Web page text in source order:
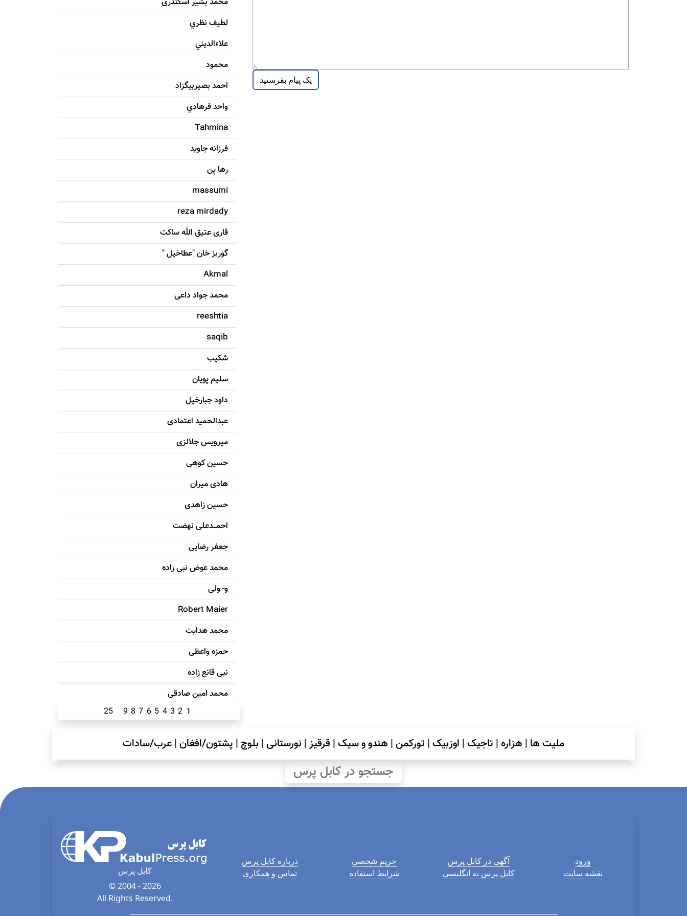
لطيف نظري
علاءالديني
محمود
احمد بصيربيگزاد
واحد فرهادي
Tahmina
فرزانه جاويد
رها پن
massumi
reza mirdady
قاری عتیق الله ساکت
گوربز خان "عطاخیل "
Akmal
محمد جواد داعی
reeshtia
saqib
شکيب
سليم پویان
داود جبارخیل
عبدالحمید اعتمادی
میرویس جلالزی
حسين کوهی
هادی ميران
حسين زاهدی
احمـــدعلی نهضت
جعفر رضایی
محمد عوض نبی زاده
و- ولی
Robert Maier
محمد هدایت
حمزه واعظی
نبی قانع زاده
محمد امين صادقی
1
2
3
4
5
6
7
8
9
25
ملیت ها | هزاره| تاجیک| اوزبیک| تورکمن| هندو و سیک| قرقیز| نورستانی| بلوچ | پشتون/افغان|عرب/سادات
جستجو در کابل پرس
کابل پرس
© 2004 - 2026
All Rights Reserved.
درباره کابل پرس
تماس و همکاری
حریم شخصی
شرایط استفاده
آگهی در کابل پرس
کابل پرس به انگلیسی
ورود
نقشه سایت